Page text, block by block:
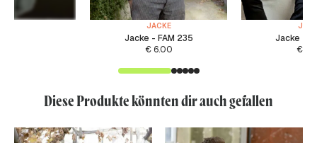
JACKE
Jacke - FAM 235
€6.00
Jacke -
€
Diese Produkte könnten dir auch gefallen